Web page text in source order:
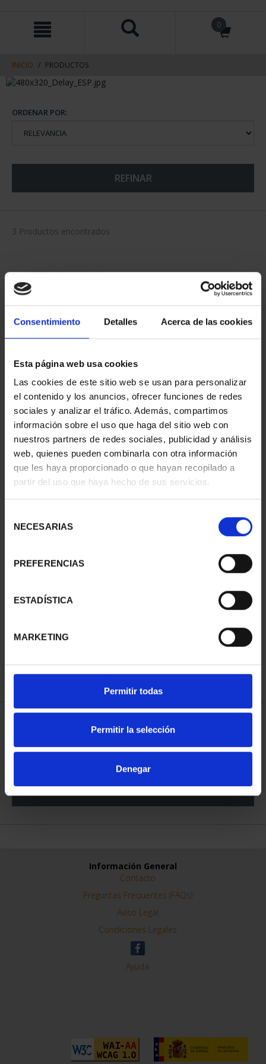
Consentimiento Detalles Acerca de las cookies
Esta página web usa cookies
Las cookies de este sitio web se usan para personalizar
el contenido y los anuncios, ofrecer funciones de redes
sociales y analizar el tráfico. Además, compartimos
información sobre el uso que haga del sitio web con
nuestros partners de redes sociales, publicidad y análisis
web, quienes pueden combinarla con otra información
que les haya proporcionado o que hayan recopilado a
partir del uso que haya hecho de sus servicios.
NECESARIAS
PREFERENCIAS
ESTADÍSTICA
MARKETING
Permitir todas
Permitir la selección
Denegar
contenido
navegacin
0
INICIO PRODUCTOS
ORDENAR POR:
REFINAR
3 Productos encontrados
AGUAFUERTE 'PUEBLO
DE IBIZA'
96,00 €
AGUAFUERTE 'IBIZA LA
NORIA-BALEAR'
96,00 €
AGUAFUERTE
REFINAR
Información General
Contacto
Preguntas Frequentes (FAQs)
Aviso Legal
Condiciones Legales
Ayuda